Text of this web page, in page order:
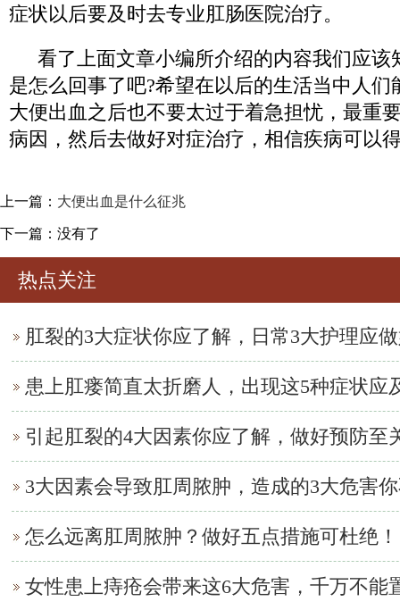
症状以后要及时去专业肛肠医院治疗。
看了上面文章小编所介绍的内容我们应该
是怎么回事了吧?希望在以后的生活当中人们
大便出血之后也不要太过于着急担忧，最重
病因，然后去做好对症治疗，相信疾病可以
上一篇： 大便出血是什么征兆
下一篇：没有了
热点关注
肛裂的3大症状你应了解，日常3大护理应
患上肛瘘简直太折磨人，出现这5种症状应
引起肛裂的4大因素你应了解，做好预防至
3大因素会导致肛周脓肿，造成的3大危害
怎么远离肛周脓肿？做好五点措施可杜绝！
女性患上痔疮会带来这6大危害，千万不能